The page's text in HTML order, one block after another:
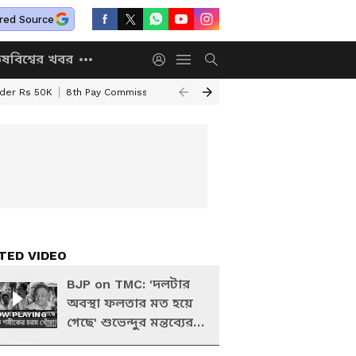
Source
বিশ্বের খবর
Rs 50K 8th Pay Commission Chhatravriti Yojana
VIDEO
PLAYING
BJP on TMC: 'দলটার
অবস্থা ফলতার মত হয়ে
গেছে' শুভেন্দুর মন্তব্যের
পর কী বললেন শমীক?